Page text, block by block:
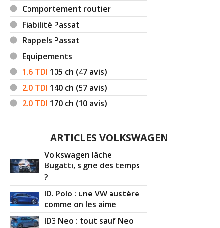
Comportement routier
Fiabilité Passat
Rappels Passat
Equipements
1.6 TDI 105 ch (47 avis)
2.0 TDI 140 ch (57 avis)
2.0 TDI 170 ch (10 avis)
ARTICLES VOLKSWAGEN
Volkswagen lâche
Bugatti, signe des temps
?
ID. Polo : une VW austère
comme on les aime
ID3 Neo : tout sauf Neo